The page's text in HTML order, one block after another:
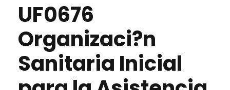
UF0676
Organizaci?n
Sanitaria Inicial